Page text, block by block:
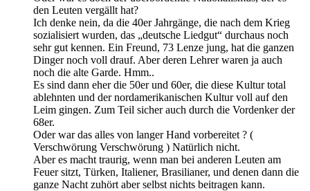
den Leuten vergällt hat?
Ich denke nein, da die 40er Jahrgänge, die nach dem Krieg
sozialisiert wurden, das „deutsche Liedgut“ durchaus noch
sehr gut kennen. Ein Freund, 73 Lenze jung, hat die ganzen
Dinger noch voll drauf. Aber deren Lehrer waren ja auch
noch die alte Garde. Hmm..
Es sind dann eher die 50er und 60er, die diese Kultur total
ablehnten und der nordamerikanischen Kultur voll auf den
Leim gingen. Zum Teil sicher auch durch die Vordenker der
68er.
Oder war das alles von langer Hand vorbereitet ? (
Verschwörung Verschwörung ) Natürlich nicht.
Aber es macht traurig, wenn man bei anderen Leuten am
Feuer sitzt, Türken, Italiener, Brasilianer, und denen dann die
ganze Nacht zuhört aber selbst nichts beitragen kann.